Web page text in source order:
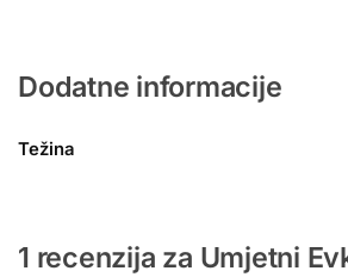
Dodatne informacije
Težina
1 recenzija za Umjetni